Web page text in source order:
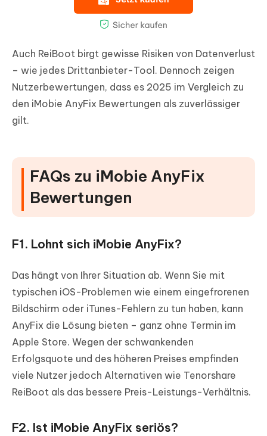
Auch ReiBoot birgt gewisse Risiken von Datenverlust
– wie jedes Drittanbieter-Tool. Dennoch zeigen
Nutzerbewertungen, dass es 2025 im Vergleich zu
den iMobie AnyFix Bewertungen als zuverlässiger
gilt.
FAQs zu iMobie AnyFix
Bewertungen
F1. Lohnt sich iMobie AnyFix?
Das hängt von Ihrer Situation ab. Wenn Sie mit
typischen iOS-Problemen wie einem eingefrorenen
Bildschirm oder iTunes-Fehlern zu tun haben, kann
AnyFix die Lösung bieten – ganz ohne Termin im
Apple Store. Wegen der schwankenden
Erfolgsquote und des höheren Preises empfinden
viele Nutzer jedoch Alternativen wie Tenorshare
ReiBoot als das bessere Preis-Leistungs-Verhältnis.
F2. Ist iMobie AnyFix seriös?